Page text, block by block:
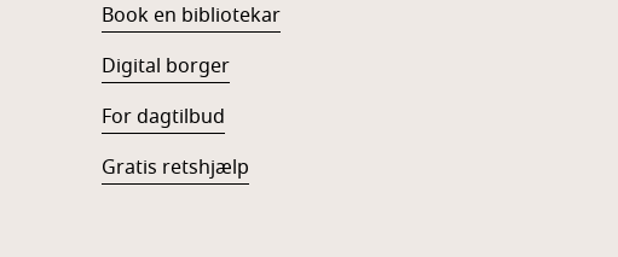
Book en bibliotekar
Digital borger
For dagtilbud
Gratis retshjælp